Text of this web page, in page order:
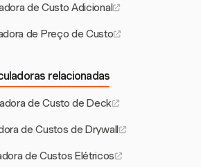
de Custo Adicional
de Preço de Custo
relacionadas
de Custo de Deck
de Custos de Drywall
de Custos Elétricos